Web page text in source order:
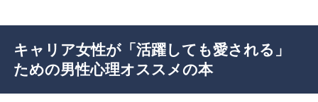
キャリア女性が「活躍しても愛される」
ための男性心理オススメの本